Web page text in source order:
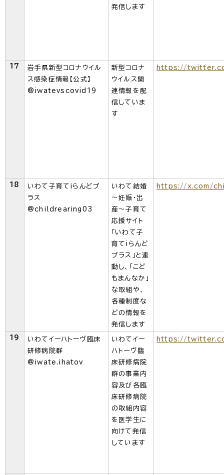
発信します
17
岩手県新型コロナウイル
ス感染症情報【公式】
@iwatevscovid19
新型コロナ
ウイルス関
連情報を配
信していま
す
https://
18
いわて子育てiらんどプ
ラス
@childrearing03
いわて結婚
～妊娠・出
産～子育て
応援サイト
「いわて子
育てiらんど
プラス」と連
動し、「こど
もまんなか」
な取組や、
各種制度な
どの情報を
発信します
https://x.com/
19
いわてイーハトーヴ臨床
研修病院群
@iwate.ihatov
いわてイー
ハトーヴ臨
床研修病院
群の事業内
容及び各臨
床研修病院
の取組内容
を医学生に
向けて発信
しています
https://